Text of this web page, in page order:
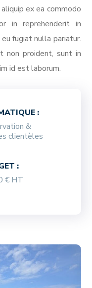
ex ea commodo
in reprehenderit in
fugiat nulla pariatur.
non proident, sunt in
id est laborum.
:
&
clientèles
:
€ HT